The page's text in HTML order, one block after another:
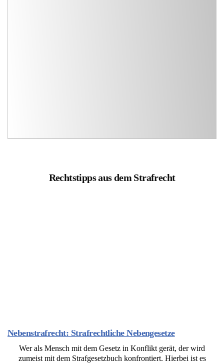
Rechtstipps aus dem Strafrecht
Nebenstrafrecht: Strafrechtliche Nebengesetze
Wer als Mensch mit dem Gesetz in Konflikt gerät, der wird
zumeist mit dem Strafgesetzbuch konfrontiert. Hierbei ist es